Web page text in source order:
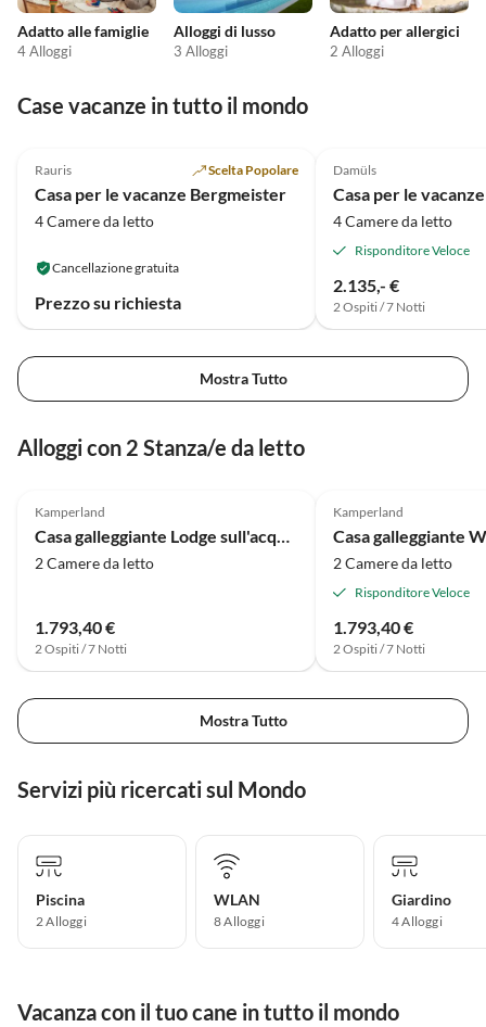
Adatto alle famiglie
4 Alloggi
Alloggi di lusso
3 Alloggi
Adatto per allergici
2 Alloggi
Case vacanze in tutto il mondo
Rauris Scelta Popolare
Casa per le vacanze Bergmeister
4 Camere da letto
Cancellazione gratuita
Prezzo su richiesta
Damüls
Casa per le
4 Camere da letto
Risponditore Veloce
2.135,- €
2 Ospiti / 7 Notti
Mostra Tutto
Alloggi con 2 Stanza/e da letto
Kamperland
Casa galleggiante Lodge sull'acqua a Kamperland Veerse Meer
2 Camere da letto
1.793,40 €
2 Ospiti / 7 Notti
Kamperland
2 Camere da letto
Risponditore Veloce
1.793,40 €
2 Ospiti / 7 Notti
Mostra Tutto
Servizi più ricercati sul Mondo
Piscina
2 Alloggi
WLAN
8 Alloggi
Giardino
4 Alloggi
Vacanza con il tuo cane in tutto il mondo